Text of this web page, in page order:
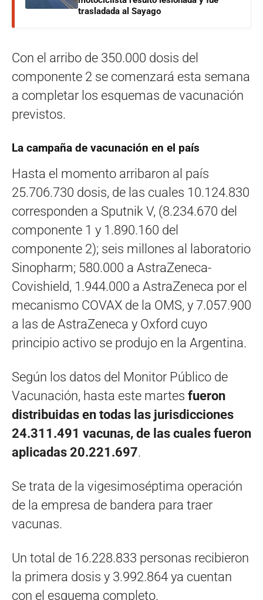
trasladada al Sayago
Con el arribo de 350.000 dosis del
componente 2 se comenzará esta semana
a completar los esquemas de vacunación
previstos.
La campaña de vacunación en el país
Hasta el momento arribaron al país
25.706.730 dosis, de las cuales 10.124.830
corresponden a Sputnik V, (8.234.670 del
componente 1 y 1.890.160 del
componente 2); seis millones al laboratorio
Sinopharm; 580.000 a AstraZeneca-
Covishield, 1.944.000 a AstraZeneca por el
mecanismo COVAX de la OMS, y 7.057.900
a las de AstraZeneca y Oxford cuyo
principio activo se produjo en la Argentina.
Según los datos del Monitor Público de
Vacunación, hasta este martes fueron
distribuidas en todas las jurisdicciones
24.311.491 vacunas, de las cuales fueron
aplicadas 20.221.697.
Se trata de la vigesimoséptima operación
de la empresa de bandera para traer
vacunas.
Un total de 16.228.833 personas recibieron
la primera dosis y 3.992.864 ya cuentan
con el esquema completo.